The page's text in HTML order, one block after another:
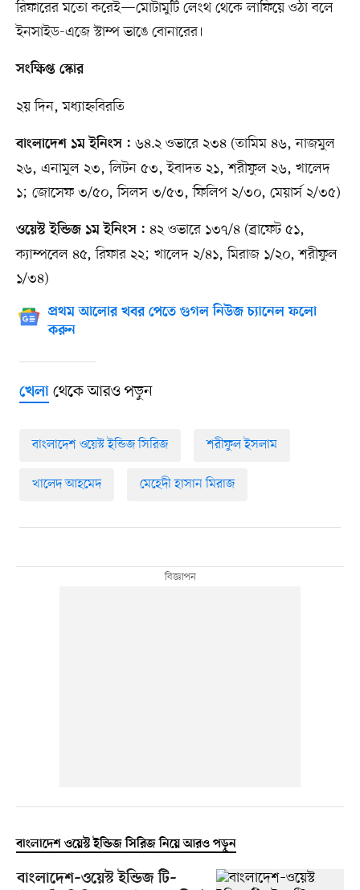
রিফারের মতো করেই—মোটামুটি লেংথ থেকে লাফিয়ে ওঠা বলে
ইনসাইড-এজে স্টাম্প ভাঙে বোনারের।
সংক্ষিপ্ত স্কোর
২য় দিন, মধ্যাহ্নবিরতি
বাংলাদেশ ১ম ইনিংস : ৬৪.২ ওভারে ২৩৪ (তামিম ৪৬, নাজমুল
২৬, এনামুল ২৩, লিটন ৫৩, ইবাদত ২১, শরীফুল ২৬, খালেদ
১; জোসেফ ৩/৫০, সিলস ৩/৫৩, ফিলিপ ২/৩০, মেয়ার্স ২/৩৫)
ওয়েস্ট ইন্ডিজ ১ম ইনিংস : ৪২ ওভারে ১৩৭/৪ (ব্রাফেট ৫১,
ক্যাম্পবেল ৪৫, রিফার ২২; খালেদ ২/৪১, মিরাজ ১/২০, শরীফুল
১/৩৪)
প্রথম আলোর খবর পেতে গুগল নিউজ চ্যানেল ফলো
করুন
খেলাথেকে আরও পড়ুন
বাংলাদেশ ওয়েস্ট ইন্ডিজ সিরিজ শরীফুল ইসলাম
খালেদ আহমেদ মেহেদী হাসান মিরাজ
বাংলাদেশ ওয়েস্ট ইন্ডিজ সিরিজ নিয়ে আরও পড়ুন
বাংলাদেশ–ওয়েস্ট ইন্ডিজ টি–